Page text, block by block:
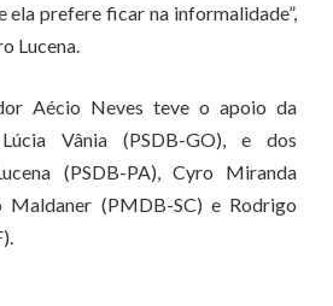
ela prefere ficar na informalidade”,
Lucena.
Aécio Neves teve o apoio da
Vânia (PSDB-GO), e dos
(PSDB-PA), Cyro Miranda
Maldaner (PMDB-SC) e Rodrigo